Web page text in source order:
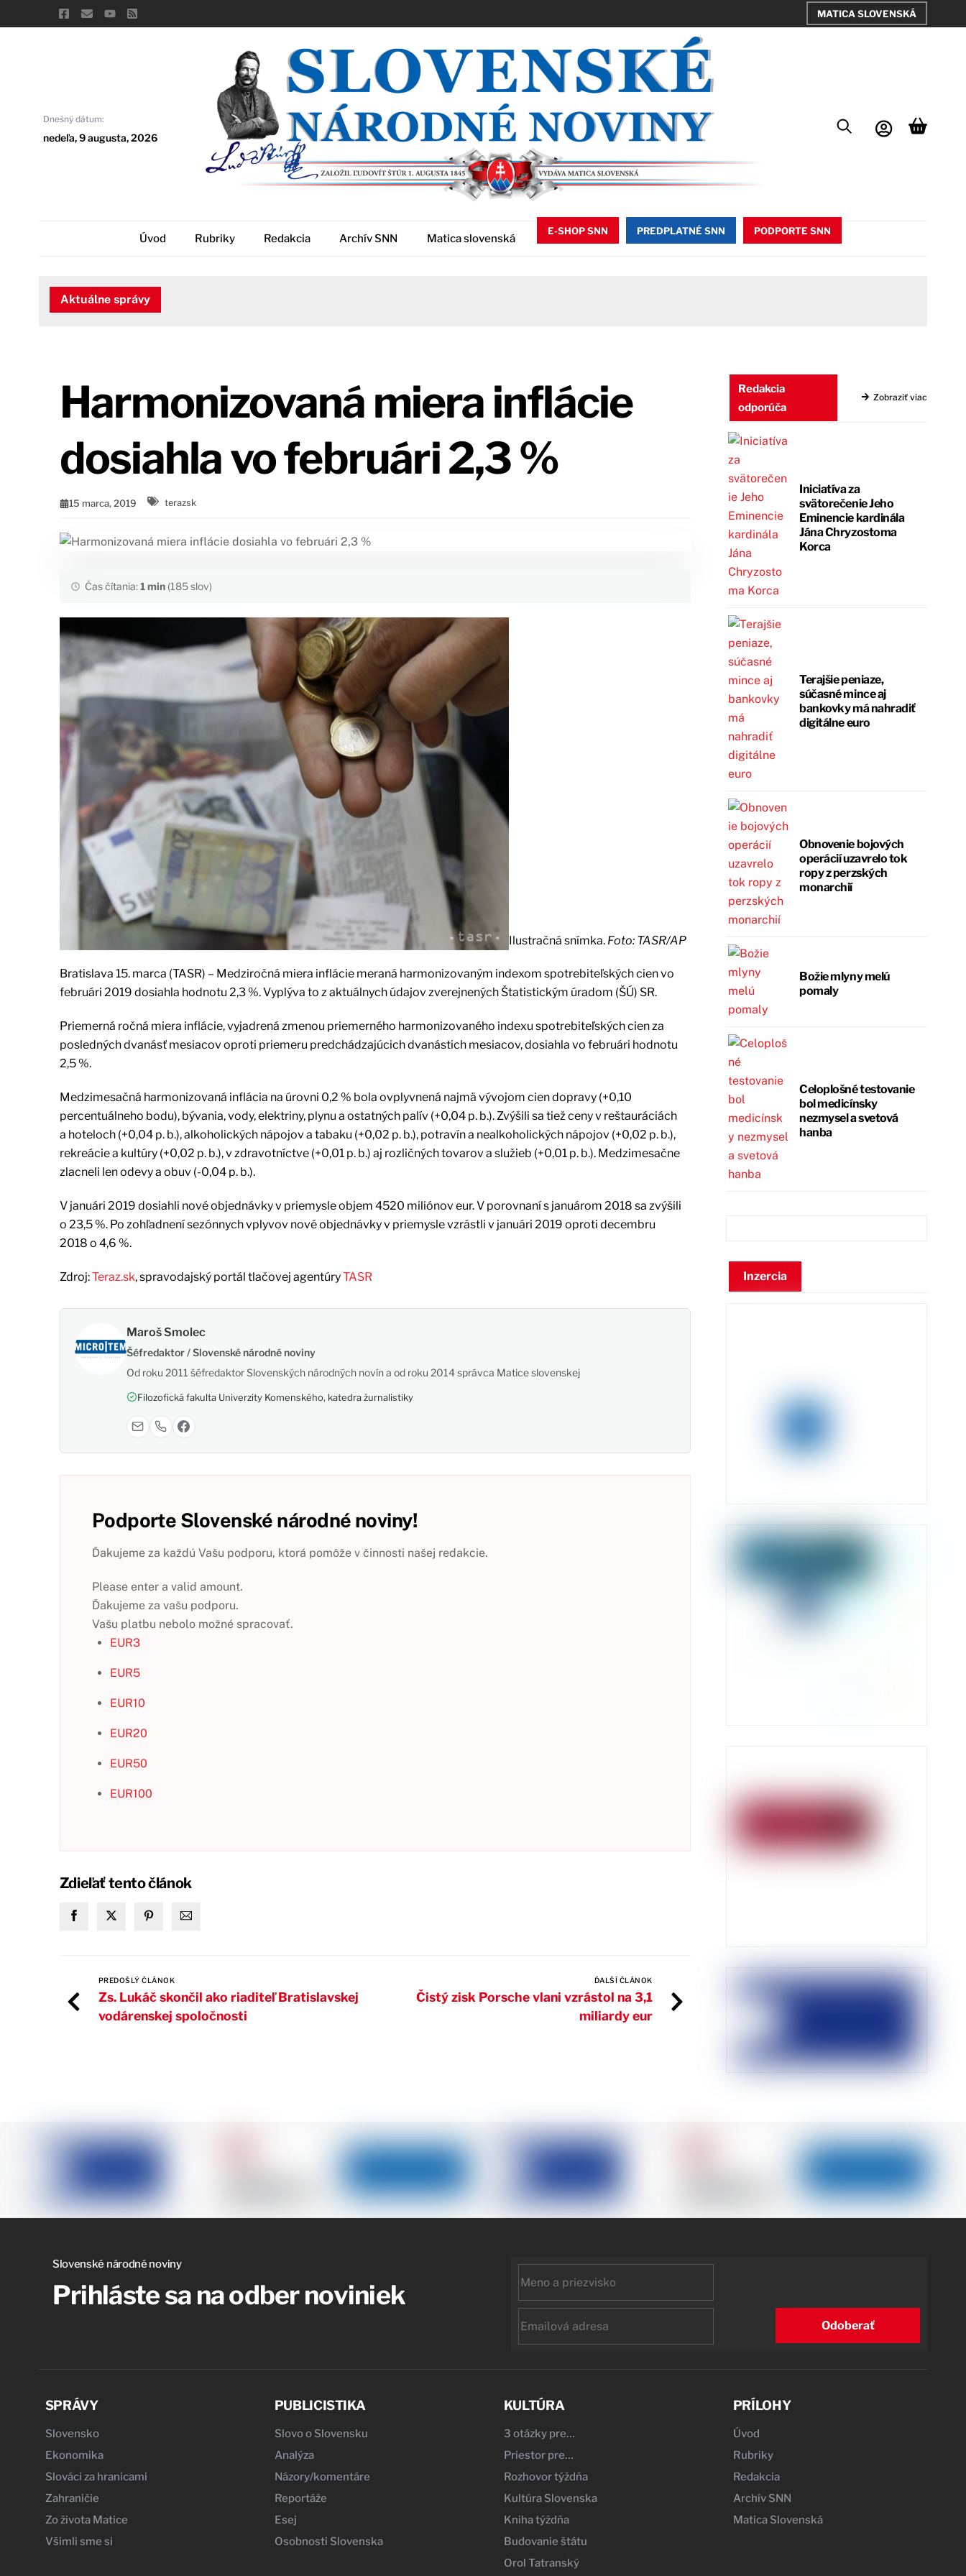
to
MATICA SLOVENSKÁ
Dnešný dátum:
nedeľa, 9 augusta, 2026
Úvod Rubriky Redakcia Archív SNN Matica slovenská
E-SHOP SNN PREDPLATNÉ SNN PODPORTE SNN
Aktuálne správy
Harmonizovaná miera inflácie
dosiahla vo februári 2,3 %
15 marca, 2019 terazsk
Čas čítania:1 min(185 slov)
Ilustračná snímka. Foto: TASR/AP
Bratislava 15. marca (TASR) – Medziročná miera inflácie meraná harmonizovaným indexom spotrebiteľských cien vo
februári 2019 dosiahla hodnotu 2,3 %. Vyplýva to z aktuálnych údajov zverejnených Štatistickým úradom (ŠÚ) SR.
Priemerná ročná miera inflácie, vyjadrená zmenou priemerného harmonizovaného indexu spotrebiteľských cien za
posledných dvanásť mesiacov oproti priemeru predchádzajúcich dvanástich mesiacov, dosiahla vo februári hodnotu
2,5 %.
Medzimesačná harmonizovaná inflácia na úrovni 0,2 % bola ovplyvnená najmä vývojom cien dopravy (+0,10
percentuálneho bodu), bývania, vody, elektriny, plynu a ostatných palív (+0,04 p. b.). Zvýšili sa tiež ceny v reštauráciách
a hoteloch (+0,04 p. b.), alkoholických nápojov a tabaku (+0,02 p. b.), potravín a nealkoholických nápojov (+0,02 p. b.),
rekreácie a kultúry (+0,02 p. b.), v zdravotníctve (+0,01 p. b.) aj rozličných tovarov a služieb (+0,01 p. b.). Medzimesačne
zlacneli len odevy a obuv (-0,04 p. b.).
V januári 2019 dosiahli nové objednávky v priemysle objem 4520 miliónov eur. V porovnaní s januárom 2018 sa zvýšili
o 23,5 %. Po zohľadnení sezónnych vplyvov nové objednávky v priemysle vzrástli v januári 2019 oproti decembru
2018 o 4,6 %.
Zdroj:Teraz.sk, spravodajský portál tlačovej agentúryTASR
Maroš Smolec
Šéfredaktor / Slovenské národné noviny
Od roku 2011 šéfredaktor Slovenských národných novín a od roku 2014 správca Matice slovenskej
Filozofická fakulta Univerzity Komenského, katedra žurnalistiky
Podporte Slovenské národné noviny!
Ďakujeme za každú Vašu podporu, ktorá pomôže v činnosti našej redakcie.
Please enter a valid amount.
Ďakujeme za vašu podporu.
Vašu platbu nebolo možné spracovať.
EUR3
EUR5
EUR10
EUR20
EUR50
EUR100
Zdieľať tento článok
PREDOŠLÝ ČLÁNOK
Zs. Lukáč skončil ako riaditeľ Bratislavskej
vodárenskej spoločnosti
ĎALŠÍ ČLÁNOK
Čistý zisk Porsche vlani vzrástol na 3,1
miliardy eur
Redakcia
odporúča
Zobraziť viac
Iniciatíva za
svätorečenie Jeho
Eminencie kardinála
Jána Chryzostoma
Korca
Terajšie peniaze,
súčasné mince aj
bankovky má nahradiť
digitálne euro
Obnovenie bojových
operácií uzavrelo tok
ropy z perzských
monarchií
Božie mlyny melú
pomaly
Celoplošné testovanie
bol medicínsky
nezmysel a svetová
hanba
Inzercia
Slovenské národné noviny
Prihláste sa na odber noviniek
name
Odoberať
SPRÁVY
Slovensko
Ekonomika
Slováci za hranicami
Zahraničie
Zo života Matice
Všimli sme si
PUBLICISTIKA
Slovo o Slovensku
Analýza
Názory/komentáre
Reportáže
Esej
Osobnosti Slovenska
KULTÚRA
3 otázky pre…
Priestor pre…
Rozhovor týždňa
Kultúra Slovenska
Kniha týždňa
Budovanie štátu
Orol Tatranský
PRÍLOHY
Úvod
Rubriky
Redakcia
Archív SNN
Matica Slovenská